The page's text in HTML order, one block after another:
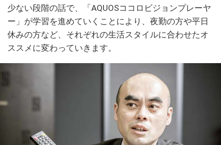
少ない段階の話で、「AQUOSココロビジョンプレーヤ
ー」が学習を進めていくことにより、夜勤の方や平日
休みの方など、それぞれの生活スタイルに合わせたオ
ススメに変わっていきます。